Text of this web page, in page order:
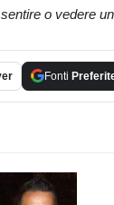
o vedere
Fonti